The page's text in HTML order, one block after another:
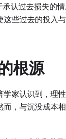
认过去损失的
些过去的投入
根源
家认识到，理
，与沉没成本